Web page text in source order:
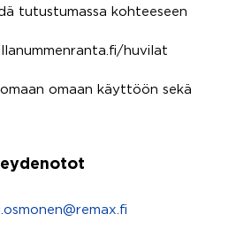
tutustumassa kohteeseen
huvilat
omaan käyttöön sekä